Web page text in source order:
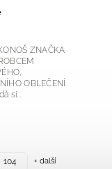
DĚTSKÉ
FUNKČNÍHO